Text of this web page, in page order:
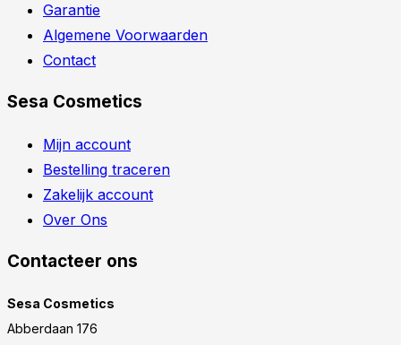
Garantie
Algemene Voorwaarden
Contact
Sesa Cosmetics
Mijn account
Bestelling traceren
Zakelijk account
Over Ons
Contacteer ons
Sesa Cosmetics
Abberdaan 176